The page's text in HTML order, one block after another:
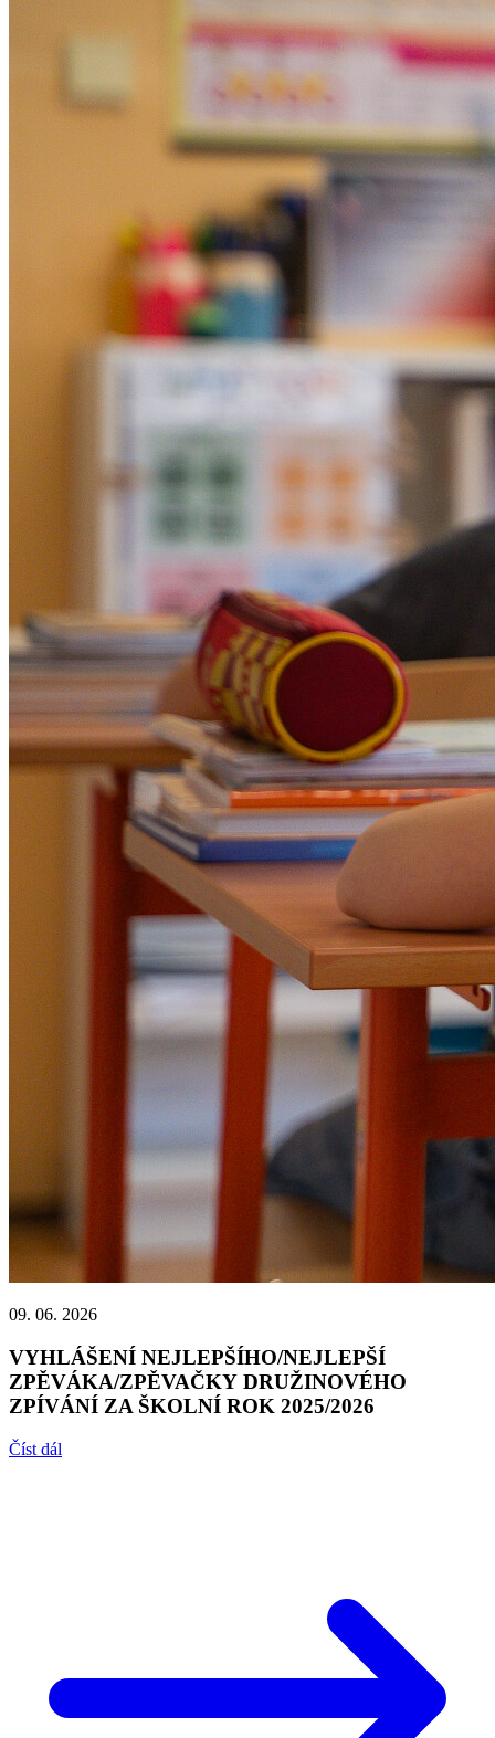
09. 06. 2026
VYHLÁŠENÍ NEJLEPŠÍHO/NEJLEPŠÍ
ZPĚVÁKA/ZPĚVAČKY DRUŽINOVÉHO
ZPÍVÁNÍ ZA ŠKOLNÍ ROK 2025/2026
Číst dál